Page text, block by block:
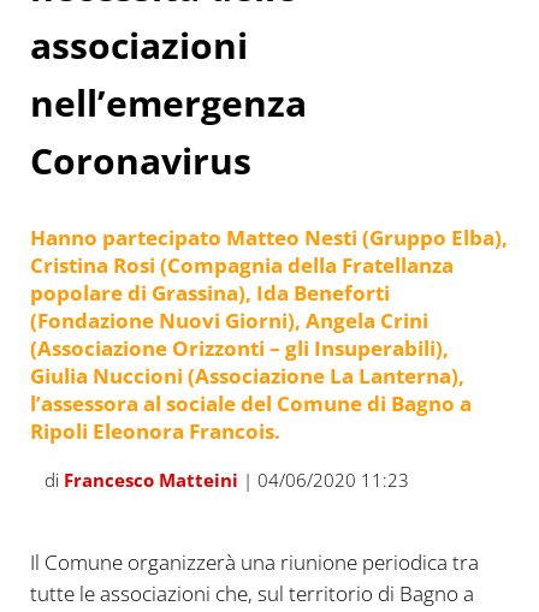
associazioni
nell’emergenza
Coronavirus
Hanno partecipato Matteo Nesti (Gruppo Elba),
Cristina Rosi (Compagnia della Fratellanza
popolare di Grassina), Ida Beneforti
(Fondazione Nuovi Giorni), Angela Crini
(Associazione Orizzonti – gli Insuperabili),
Giulia Nuccioni (Associazione La Lanterna),
l’assessora al sociale del Comune di Bagno a
Ripoli Eleonora Francois.
di Francesco Matteini | 04/06/2020 11:23
Il Comune organizzerà una riunione periodica tra
tutte le associazioni che, sul territorio di Bagno a